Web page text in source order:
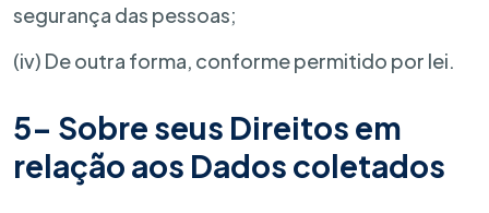
segurança das pessoas;
(iv) De outra forma, conforme permitido por lei.
5- Sobre seus Direitos em
relação aos Dados coletados